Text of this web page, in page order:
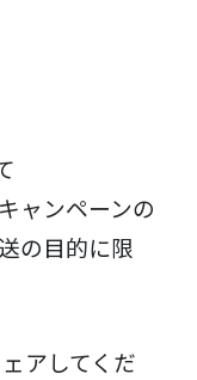
ャンペーンの
の目的に限
アしてくだ